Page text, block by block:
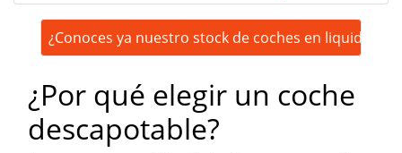
¿Conoces ya nuestro stock de coches en
¿Por qué elegir un coche
descapotable?